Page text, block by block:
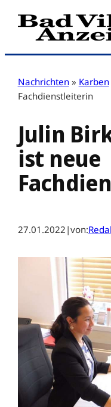
Zum
Inhalt
Nachrichten » Karben
Fachdienstleiterin
Julin
ist neue
27.01.2022 |von: